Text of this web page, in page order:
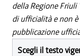
della Regione Friuli
di ufficialità e non
pubblicazione
Scegli il testo